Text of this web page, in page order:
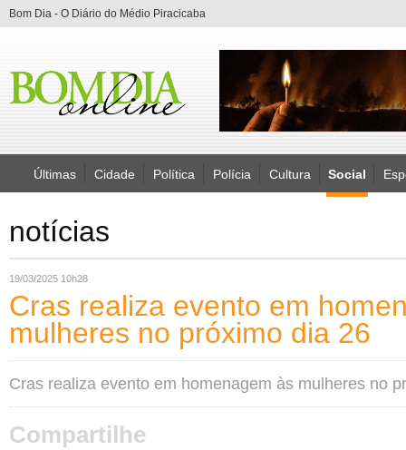
Bom Dia - O Diário do Médio Piracicaba
Últimas Cidade Política Polícia Cultura Social
notícias
19/03/2025 10h28
Cras realiza evento em
mulheres no próximo dia 26
Cras realiza evento em homenagem às mulheres no
Compartilhe